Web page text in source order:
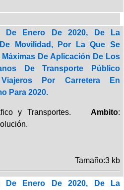
De Enero De 2020, De La
Movilidad, Por La Que Se
De Aplicación De Los
De Transporte Público
Por Carretera En
Para 2020.
y Transportes. Ambito:
Tamaño:3 kb
De Enero De 2020, De La